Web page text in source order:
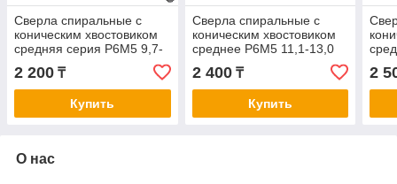
Сверла спиральные с
коническим хвостовиком
средняя серия Р6М5 9,7-
2 200 ₸
Купить
Сверла спиральные с
коническим хвостовиком
среднее Р6М5 11,1-13,0
2 400₸
Купить
2
О нас